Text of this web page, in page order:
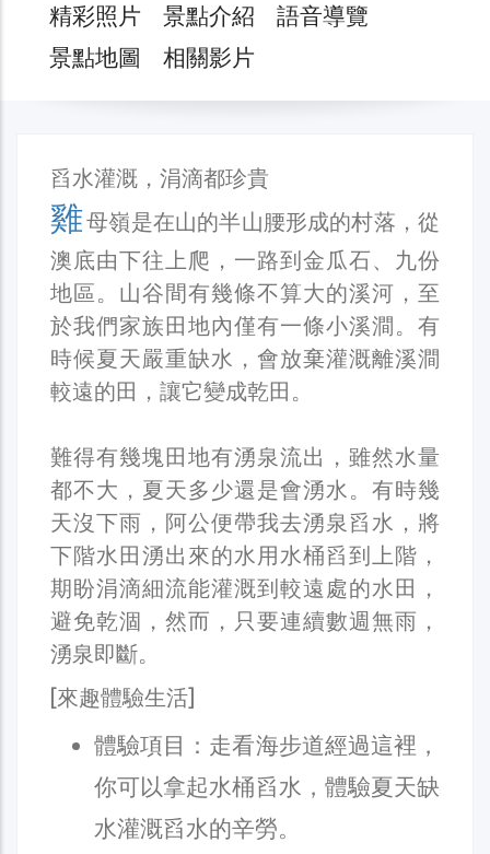
精彩照片 景點介紹
語音導覽
景點地圖
相關影片
舀水灌溉，涓滴都珍貴
雞母嶺是在山的半山腰形成的村落，從
澳底由下往上爬，一路到金瓜石、九份
地區。山谷間有幾條不算大的溪河，至
於我們家族田地內僅有一條小溪澗。有
時候夏天嚴重缺水，會放棄灌溉離溪澗
較遠的田，讓它變成乾田。
難得有幾塊田地有湧泉流出，雖然水量
都不大，夏天多少還是會湧水。有時幾
天沒下雨，阿公便帶我去湧泉舀水，將
下階水田湧出來的水用水桶舀到上階，
期盼涓滴細流能灌溉到較遠處的水田，
避免乾涸，然而，只要連續數週無雨，
湧泉即斷。
[來趣體驗生活]
體驗項目：走看海步道經過這裡，
你可以拿起水桶舀水，體驗夏天缺
水灌溉舀水的辛勞。